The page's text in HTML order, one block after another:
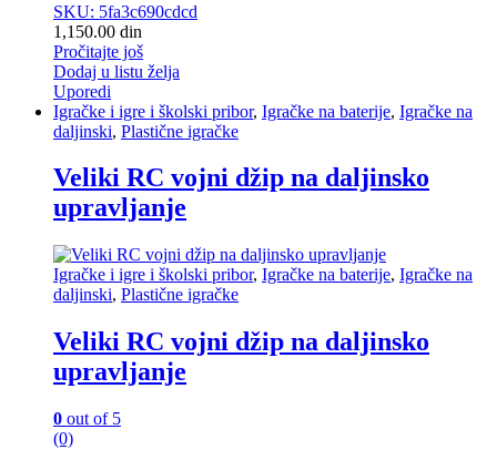
SKU: 5fa3c690cdcd
1,150.00 din
Pročitajte još
Dodaj u listu želja
Uporedi
Igračke i igre i školski pribor, Igračke na baterije, Igračke na
daljinski, Plastične igračke
Veliki RC vojni džip na daljinsko
upravljanje
Igračke i igre i školski pribor, Igračke na baterije, Igračke na
daljinski, Plastične igračke
Veliki RC vojni džip na daljinsko
upravljanje
0 out of 5
(0)